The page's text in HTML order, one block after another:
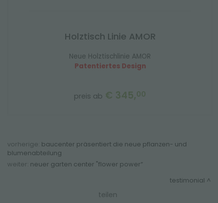
Holztisch Linie AMOR
Neue Holztischlinie AMOR
Patentiertes Design
preis ab € 345,00
vorherige: baucenter präsentiert die neue pflanzen- und
blumenabteilung
weiter: neuer garten center "flower power“
testimonial
teilen